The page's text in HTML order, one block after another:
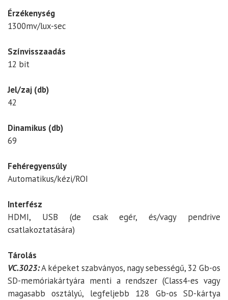
Érzékenység
1300mv/lux-sec
Színvisszaadás
12 bit
Jel/zaj (db)
42
Dinamikus (db)
69
Fehéregyensúly
Automatikus/kézi/ROI
Interfész
HDMI, USB (de csak egér, és/vagy pendrive
csatlakoztatására)
Tárolás
VC.3023:A képeket szabványos, nagy sebességű, 32 Gb-os
SD-memóriakártyára menti a rendszer (Class4-es vagy
magasabb osztályú, legfeljebb 128 Gb-os SD-kártya